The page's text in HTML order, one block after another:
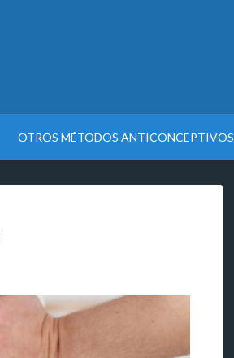
OTROS MÉTODOS ANTICONCEPTIVOS